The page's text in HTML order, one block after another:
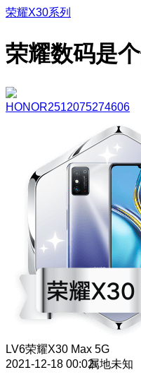
荣耀X30系列
荣耀数码是个
HONOR2512075274606
LV6荣耀X30 Max 5G
2021-12-18 00:02属地未知